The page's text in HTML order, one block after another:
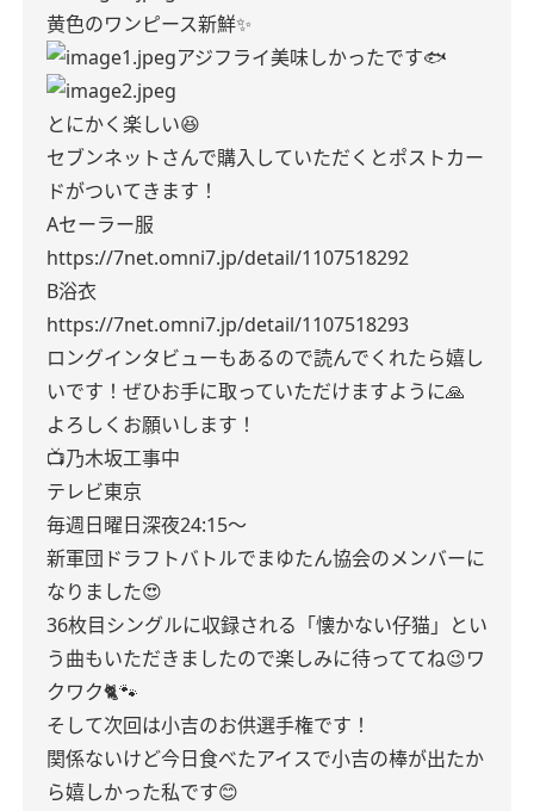
黄色のワンピース新鮮✨
アジフライ美味しかったです🐟
とにかく楽しい😆
セブンネットさんで購入していただくとポストカー
ドがついてきます！
Aセーラー服
https://7net.omni7.jp/detail/1107518292
B浴衣
https://7net.omni7.jp/detail/1107518293
ロングインタビューもあるので読んでくれたら嬉し
いです！ぜひお手に取っていただけますように🙏
よろしくお願いします！
📺乃木坂工事中
テレビ東京
毎週日曜日深夜24:15〜
新軍団ドラフトバトルでまゆたん協会のメンバーに
なりました😍
36枚目シングルに収録される「懐かない仔猫」とい
う曲もいただきましたので楽しみに待っててね😉ワ
クワク🐈🐾
そして次回は小吉のお供選手権です！
関係ないけど今日食べたアイスで小吉の棒が出たか
ら嬉しかった私です😊